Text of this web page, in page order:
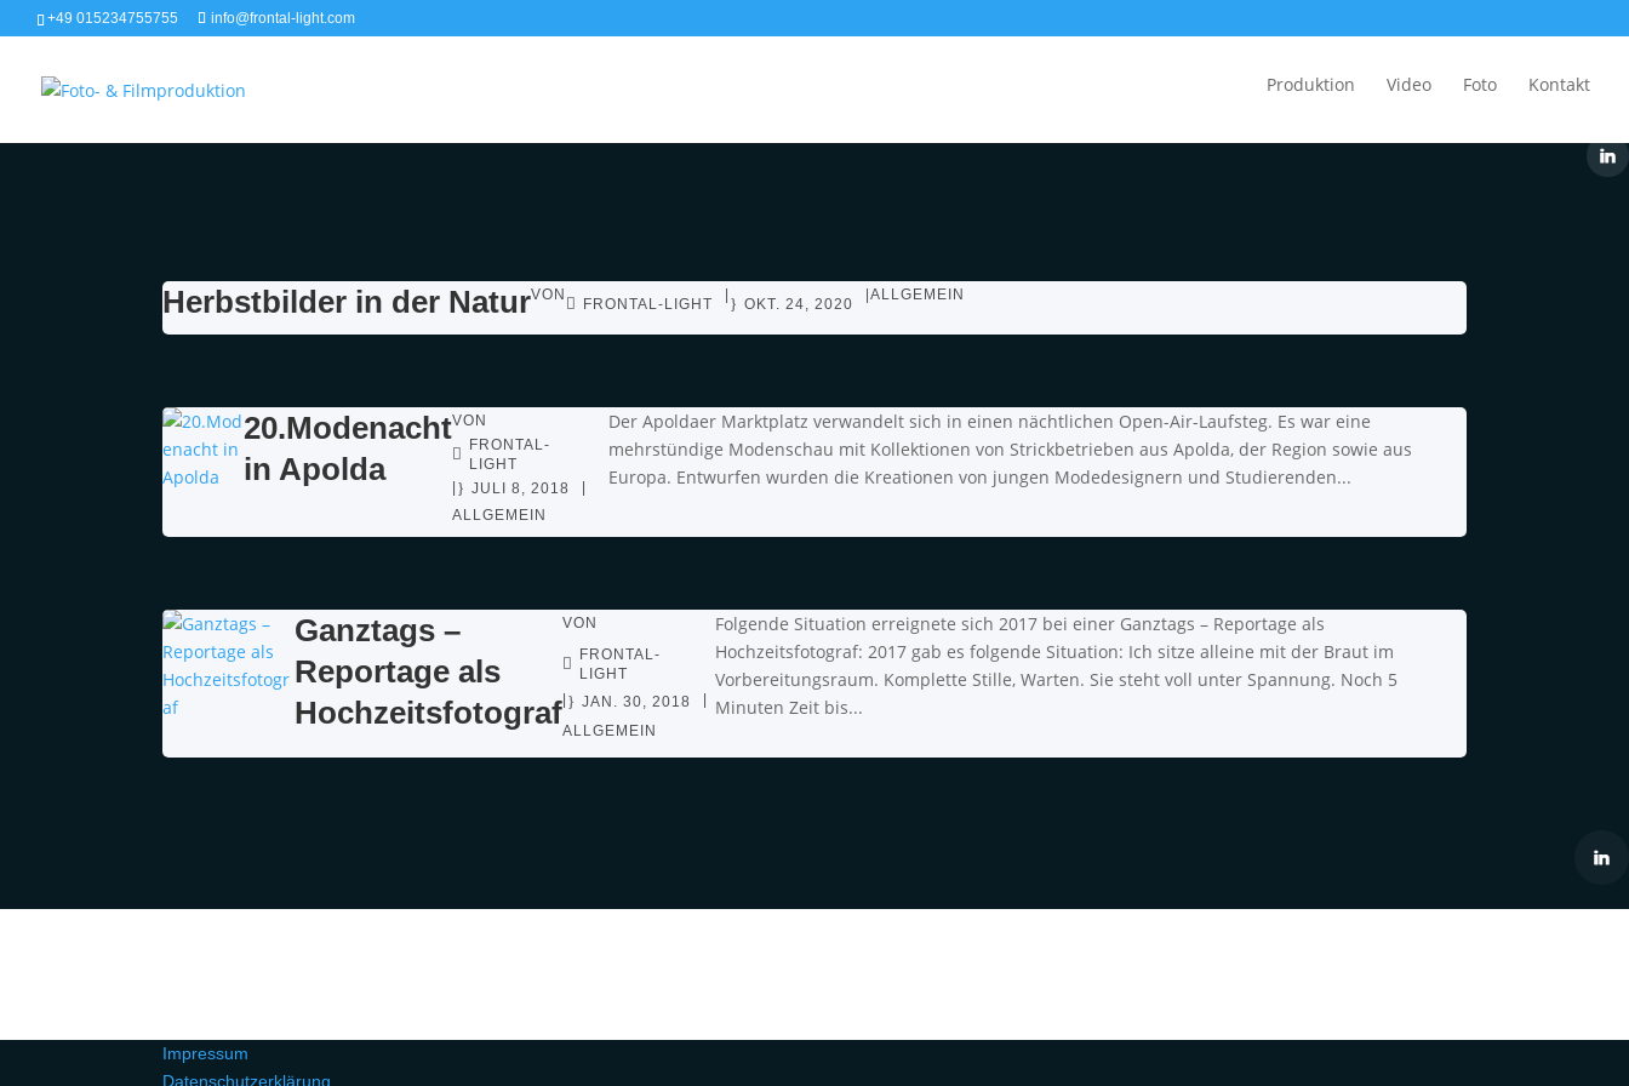
+49 015234755755 info@frontal-light.com
Produktion Video Foto Kontakt
Herbstbilder in der NaturVON
FRONTAL-LIGHT OKT. 24, 2020
|ALLGEMEIN
20.Modenacht
in Apolda
VON
FRONTAL-
LIGHT
JULI 8, 2018
ALLGEMEIN
Der Apoldaer Marktplatz verwandelt sich in einen nächtlichen Open-Air-Laufsteg. Es war eine
mehrstündige Modenschau mit Kollektionen von Strickbetrieben aus Apolda, der Region sowie aus
Europa. Entwurfen wurden die Kreationen von jungen Modedesignern und Studierenden...
Ganztags –
Reportage als
Hochzeitsfotograf
VON
FRONTAL-
LIGHT
|
JAN. 30, 2018
|
ALLGEMEIN
Folgende Situation erreignete sich 2017 bei einer Ganztags – Reportage als
Hochzeitsfotograf: 2017 gab es folgende Situation: Ich sitze alleine mit der Braut im
Vorbereitungsraum. Komplette Stille, Warten. Sie steht voll unter Spannung. Noch 5
Minuten Zeit bis...
Impressum
Datenschutzerklärung